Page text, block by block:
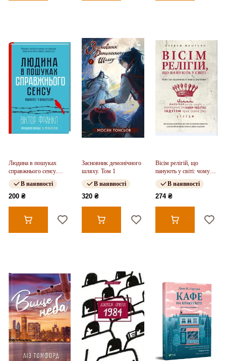
Людина в пошуках
справжнього сенсу.
Психолог у концтаборі
В наявності
200 ₴
Засновник демонічного
шляху. Том 1
В наявності
320 ₴
Вісім релігій, що
панують у світі: чому
їхні відмінності мають
значенняВ наявності
274 ₴